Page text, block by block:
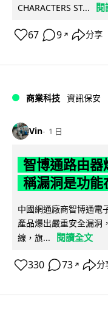
CHARACTERS ST...
閱
67 9 ↗ 分享
商業科技 資訊保安
Vin 1 日
智博通路由器
稱漏洞是功能
中國網通廠商智博通
產品爆出嚴重安全漏洞
線，旗...
閱讀全文
330 73 ↗ 分